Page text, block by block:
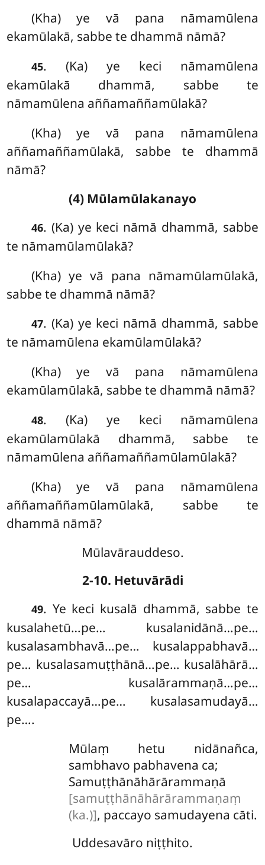
(Kha) ye vā pana nāmamūlena
ekamūlakā, sabbe te dhammā nāmā?
45. (Ka) ye keci nāmamūlena
ekamūlakā dhammā, sabbe te
nāmamūlena aññamaññamūlakā?
(Kha) ye vā pana nāmamūlena
aññamaññamūlakā, sabbe te dhammā
nāmā?
(4) Mūlamūlakanayo
46. (Ka) ye keci nāmā dhammā, sabbe
te nāmamūlamūlakā?
(Kha) ye vā pana nāmamūlamūlakā,
sabbe te dhammā nāmā?
47. (Ka) ye keci nāmā dhammā, sabbe
te nāmamūlena ekamūlamūlakā?
(Kha) ye vā pana nāmamūlena
ekamūlamūlakā, sabbe te dhammā nāmā?
48. (Ka) ye keci nāmamūlena
ekamūlamūlakā dhammā, sabbe te
nāmamūlena aññamaññamūlamūlakā?
(Kha) ye vā pana nāmamūlena
aññamaññamūlamūlakā, sabbe te
dhammā nāmā?
Mūlavārauddeso.
2-10. Hetuvārādi
49. Ye keci kusalā dhammā, sabbe te
kusalahetū…pe… kusalanidānā…pe…
kusalasambhavā…pe… kusalappabhavā…
pe… kusalasamuṭṭhānā…pe… kusalāhārā…
pe… kusalārammaṇā…pe…
kusalapaccayā…pe… kusalasamudayā…
pe….
Mūlaṃ hetu nidānañca,
sambhavo pabhavena ca;
Samuṭṭhānāhārārammaṇā
[samuṭṭhānāhārārammaṇaṃ
(ka.)], paccayo samudayena cāti.
Uddesavāro niṭṭhito.